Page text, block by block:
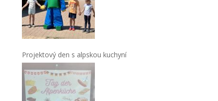
Projektový den s alpskou kuchyní